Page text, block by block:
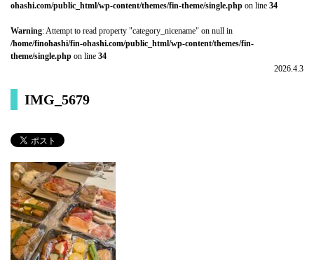
ohashi.com/public_html/wp-content/themes/fin-theme/single.php on line 34
Warning: Attempt to read property "category_nicename" on null in
/home/finohashi/fin-ohashi.com/public_html/wp-content/themes/fin-
theme/single.php on line 34
2026.4.3
IMG_5679